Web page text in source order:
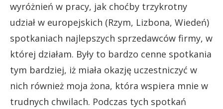
wyróżnień w pracy, jak choćby trzykrotny
udział w europejskich (Rzym, Lizbona, Wiedeń)
spotkaniach najlepszych sprzedawców firmy, w
której działam. Były to bardzo cenne spotkania
tym bardziej, iż miała okazję uczestniczyć w
nich również moja żona, która wspiera mnie w
trudnych chwilach. Podczas tych spotkań